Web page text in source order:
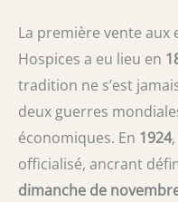
La première vente aux
Hospices a eu lieu en
tradition ne s’est
deux guerres
économiques. En 1924
officialisé, ancrant
dimanche de